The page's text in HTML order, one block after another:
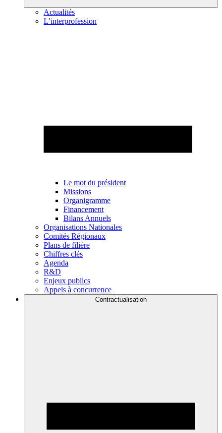
Actualités
L’interprofession
Le mot du président
Missions
Organigramme
Financement
Bilans Annuels
Organisations Nationales
Comités Régionaux
Plans de filière
Chiffres clés
Agenda
R&D
Enjeux publics
Appels à concurrence
Contractualisation